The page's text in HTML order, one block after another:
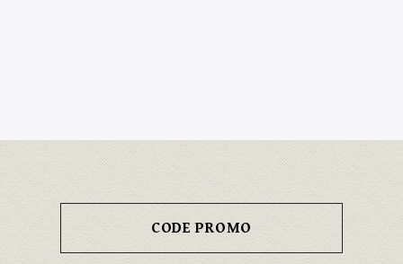
CODE PROMO